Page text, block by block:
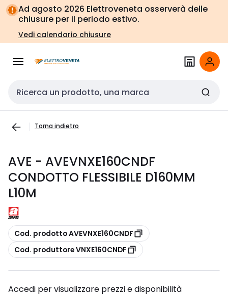
Vai alla
navigazione
Vai
alla
pagina
Ad agosto 2026 Elettroveneta osserverà delle
chiusure per il periodo estivo.
Vedi calendario chiusure
Cerca input
Torna indietro
AVE - AVEVNXE160CNDF
CONDOTTO FLESSIBILE D160MM
L10M
copia
Cod. prodotto AVEVNXE160CNDF
copia
Cod. produttore VNXE160CNDF
Accedi per visualizzare prezzi e disponibilità